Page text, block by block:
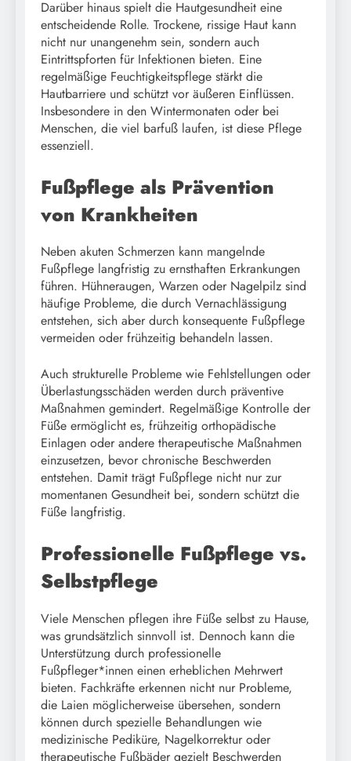
Darüber hinaus spielt die Hautgesundheit eine
entscheidende Rolle. Trockene, rissige Haut kann
nicht nur unangenehm sein, sondern auch
Eintrittspforten für Infektionen bieten. Eine
regelmäßige Feuchtigkeitspflege stärkt die
Hautbarriere und schützt vor äußeren Einflüssen.
Insbesondere in den Wintermonaten oder bei
Menschen, die viel barfuß laufen, ist diese Pflege
essenziell.
Fußpflege als Prävention
von Krankheiten
Neben akuten Schmerzen kann mangelnde
Fußpflege langfristig zu ernsthaften Erkrankungen
führen. Hühneraugen, Warzen oder Nagelpilz sind
häufige Probleme, die durch Vernachlässigung
entstehen, sich aber durch konsequente Fußpflege
vermeiden oder frühzeitig behandeln lassen.
Auch strukturelle Probleme wie Fehlstellungen oder
Überlastungsschäden werden durch präventive
Maßnahmen gemindert. Regelmäßige Kontrolle der
Füße ermöglicht es, frühzeitig orthopädische
Einlagen oder andere therapeutische Maßnahmen
einzusetzen, bevor chronische Beschwerden
entstehen. Damit trägt Fußpflege nicht nur zur
momentanen Gesundheit bei, sondern schützt die
Füße langfristig.
Professionelle Fußpflege vs.
Selbstpflege
Viele Menschen pflegen ihre Füße selbst zu Hause,
was grundsätzlich sinnvoll ist. Dennoch kann die
Unterstützung durch professionelle
Fußpfleger*innen einen erheblichen Mehrwert
bieten. Fachkräfte erkennen nicht nur Probleme,
die Laien möglicherweise übersehen, sondern
können durch spezielle Behandlungen wie
medizinische Pediküre, Nagelkorrektur oder
therapeutische Fußbäder gezielt Beschwerden